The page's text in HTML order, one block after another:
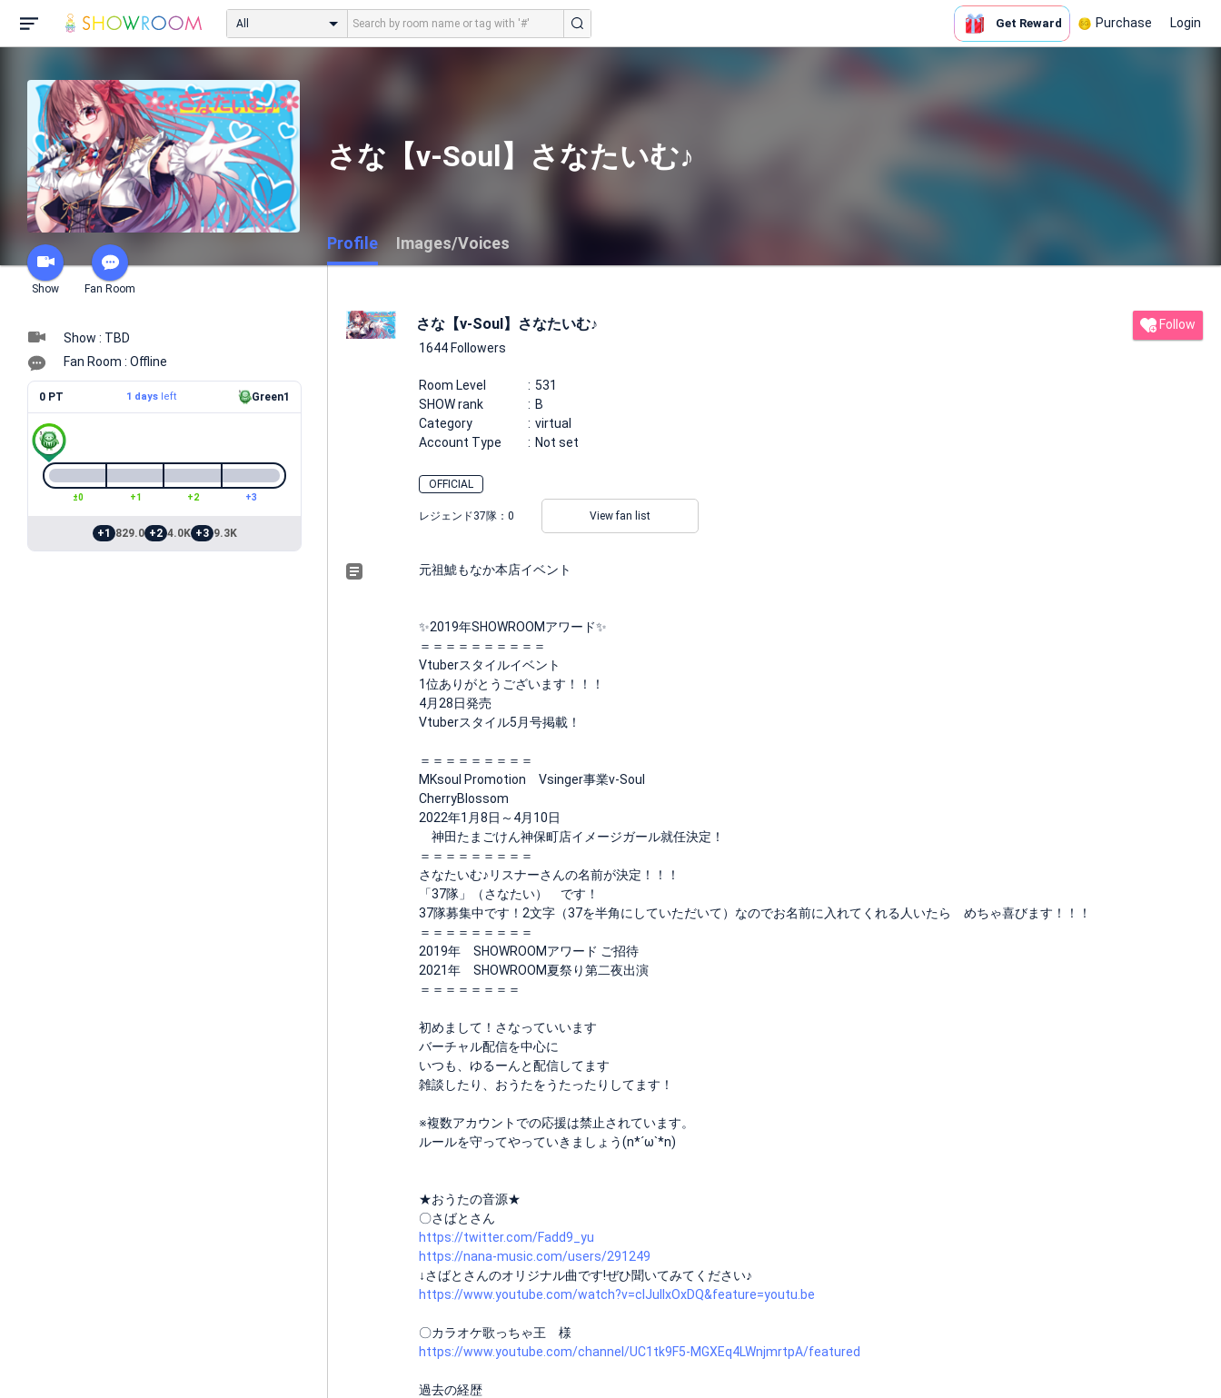
All Get Reward Purchase Login
Show Fan Room
さな【v-Soul】さなたいむ♪
Profile Images/Voices
Show : TBD
Fan Room : Offline
0 PT 1 daysleft Green1
±0 +1 +2 +3
+1 829.0 +2 4.0K +3 9.3K
さな【v-Soul】さなたいむ♪
1644 Followers
Follow
Room Level
531
SHOW rank
B
Category
virtual
Account Type
Not set
OFFICIAL
レジェンド37隊： 0 View fan list
元祖鯱もなか本店イベント
✨️2019年SHOWROOMアワード✨️
＝＝＝＝＝＝＝＝＝＝
Vtuberスタイルイベント
1位ありがとうございます！！！
4月28日発売
Vtuberスタイル5月号掲載！
＝＝＝＝＝＝＝＝＝
MKsoul Promotion Vsinger事業v-Soul
CherryBlossom
2022年1月8日～4月10日
神田たまごけん神保町店イメージガール就任決定！
＝＝＝＝＝＝＝＝＝
さなたいむ♪リスナーさんの名前が決定！！！
「37隊」（さなたい） です！
37隊募集中です！2文字（37を半角にしていただいて）なのでお名前に入れてくれる人いたら めちゃ喜びます！！！
＝＝＝＝＝＝＝＝＝
2019年 SHOWROOMアワード ご招待
2021年 SHOWROOM夏祭り第二夜出演
＝＝＝＝＝＝＝＝
初めまして！さなっていいます
バーチャル配信を中心に
いつも、ゆるーんと配信してます
雑談したり、おうたをうたったりしてます！
※複数アカウントでの応援は禁止されています。
ルールを守ってやっていきましょう(n*´ω`*n)
★おうたの音源★
〇さばとさん
https://twitter.com/Fadd9_yu
https://nana-music.com/users/291249
↓さばとさんのオリジナル曲です!ぜひ聞いてみてください♪
https://www.youtube.com/watch?v=cIJuIIxOxDQ&feature=youtu.be
〇カラオケ歌っちゃ王 様
https://www.youtube.com/channel/UC1tk9F5-MGXEq4LWnjmrtpA/featured
過去の経歴